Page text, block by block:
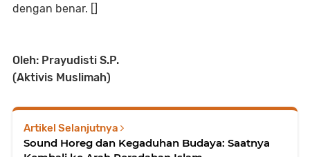
dengan benar. []
Oleh: Prayudisti S.P.
(Aktivis Muslimah)
Artikel Selanjutnya
Sound Horeg dan Kegaduhan Budaya: Saatnya